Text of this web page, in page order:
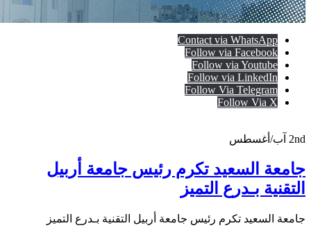
Contact via WhatsApp
Follow via Facebook
Follow via Youtube
Follow via LinkedIn
Follow Via Telegram
Follow Via X
2nd آب/أغسطس
جامعة السعيد تكرم رئيس جامعة أربيل
التقنية بـدرع التميز
جامعة السعيد تكرم رئيس جامعة أربيل التقنية بـدرع التميز